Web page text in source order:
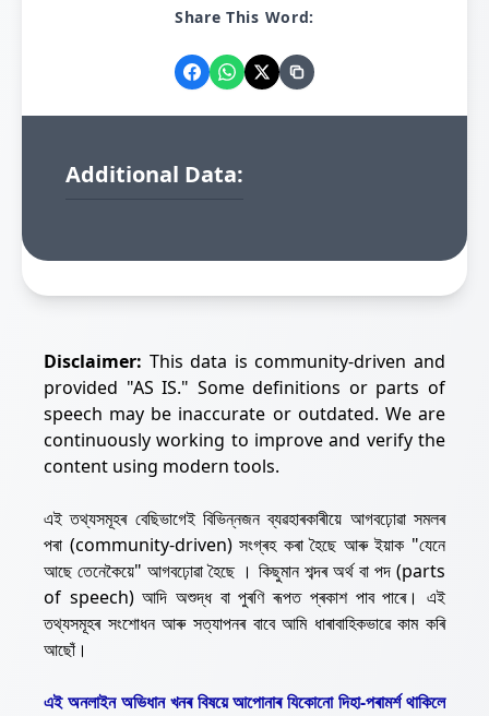
Share This Word:
Additional Data:
Disclaimer: This data is community-driven and
provided "AS IS." Some definitions or parts of
speech may be inaccurate or outdated. We are
continuously working to improve and verify the
content using modern tools.
এই তথ্যসমূহৰ বেছিভাগেই বিভিন্নজন ব্যৱহাৰকাৰীয়ে আগবঢ়োৱা সমলৰ
পৰা (community-driven) সংগ্ৰহ কৰা হৈছে আৰু ইয়াক "যেনে
আছে তেনেকৈয়ে" আগবঢ়োৱা হৈছে । কিছুমান শব্দৰ অৰ্থ বা পদ (parts
of speech) আদি অশুদ্ধ বা পুৰণি ৰূপত প্ৰকাশ পাব পাৰে। এই
তথ্যসমূহৰ সংশোধন আৰু সত্যাপনৰ বাবে আমি ধাৰাবাহিকভাৱে কাম কৰি
আছোঁ।
এই অনলাইন অভিধান খনৰ বিষয়ে আপোনাৰ যিকোনো দিহা-পৰামৰ্শ থাকিলে